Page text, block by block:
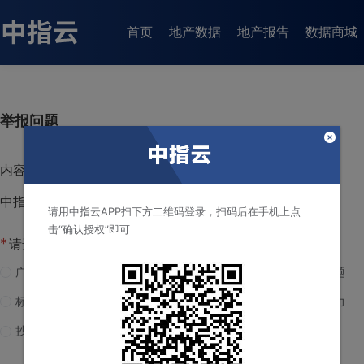
首页 地产数据 地产报告 数据商城
举报问题
内容标题：
中指云资讯详情
*请选择反馈类型
广告 重复、旧闻 格式问题
标题夸张 与事实不符 网络暴力
抄袭 侵犯名誉/商誉/肖像/隐私权
请用中指云APP扫下方二维码登录，扫码后在手机上点
击“确认授权”即可